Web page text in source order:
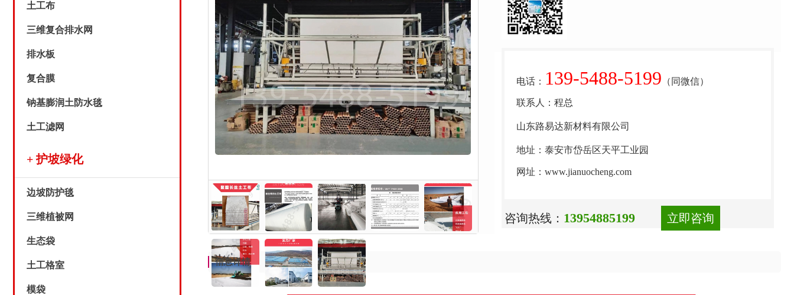
土工布
三维复合排水网
排水板
复合膜
钠基膨润土防水毯
土工滤网
+ 护坡绿化
边坡防护毯
三维植被网
生态袋
土工格室
模袋
电话： 139-5488-5199 （同微信）
联系人：程总
山东路易达新材料有限公司
地址：泰安市岱岳区天平工业园
网址：www.jianuocheng.com
咨询热线： 13954885199 立即咨询
信息详情